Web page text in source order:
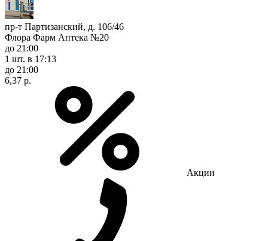
пр-т Партизанский, д. 106/46
Флора Фарм Аптека №20
до 21:00
1 шт. в 17:13
до 21:00
6,37 р.
Акции